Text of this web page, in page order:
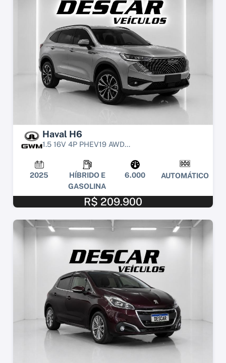
Haval H6
1.5 16V 4P PHEV19 AWD...
2025
HÍBRIDO E
GASOLINA
6.000 AUTOMÁTICO
R$ 209.900